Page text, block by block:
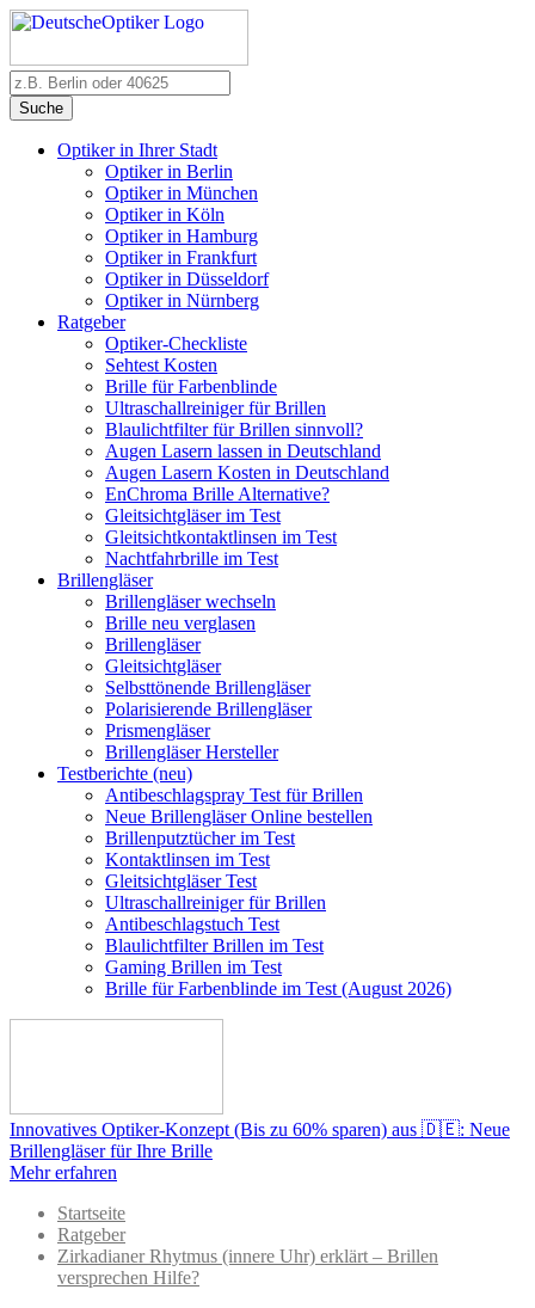
Suche
Optiker in Ihrer Stadt
Optiker in Berlin
Optiker in München
Optiker in Köln
Optiker in Hamburg
Optiker in Frankfurt
Optiker in Düsseldorf
Optiker in Nürnberg
Ratgeber
Optiker-Checkliste
Sehtest Kosten
Brille für Farbenblinde
Ultraschallreiniger für Brillen
Blaulichtfilter für Brillen sinnvoll?
Augen Lasern lassen in Deutschland
Augen Lasern Kosten in Deutschland
EnChroma Brille Alternative?
Gleitsichtgläser im Test
Gleitsichtkontaktlinsen im Test
Nachtfahrbrille im Test
Brillengläser
Brillengläser wechseln
Brille neu verglasen
Brillengläser
Gleitsichtgläser
Selbsttönende Brillengläser
Polarisierende Brillengläser
Prismengläser
Brillengläser Hersteller
Testberichte (neu)
Antibeschlagspray Test für Brillen
Neue Brillengläser Online bestellen
Brillenputztücher im Test
Kontaktlinsen im Test
Gleitsichtgläser Test
Ultraschallreiniger für Brillen
Antibeschlagstuch Test
Blaulichtfilter Brillen im Test
Gaming Brillen im Test
Brille für Farbenblinde im Test (August 2026)
Innovatives Optiker-Konzept (Bis zu 60% sparen) aus 🇩🇪: Neue
Brillengläser für Ihre Brille
Mehr erfahren
Startseite
Ratgeber
Zirkadianer Rhytmus (innere Uhr) erklärt – Brillen
versprechen Hilfe?